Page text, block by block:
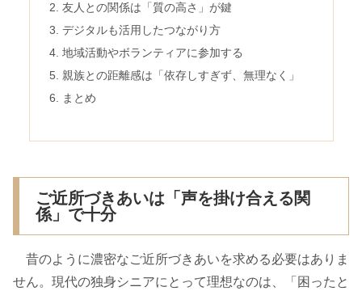
友人との関係は「質の高さ」が鍵
デジタルも活用したつながり方
地域活動やボランティアに参加する
親族との距離感は「依存しすぎず、無理なく」
まとめ
ご近所づきあいは「声を掛け合える関
係」で十分
昔のように濃密なご近所づきあいを求める必要はありま
せん。現代の独身シニアにとって理想なのは、「困ったと